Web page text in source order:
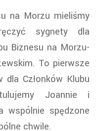
na Morzu mieliśmy
sygnety dla
Biznesu na Morzu-
To pierwsze
Członków Klubu
Joannie i
wspólnie spędzone
chwile.